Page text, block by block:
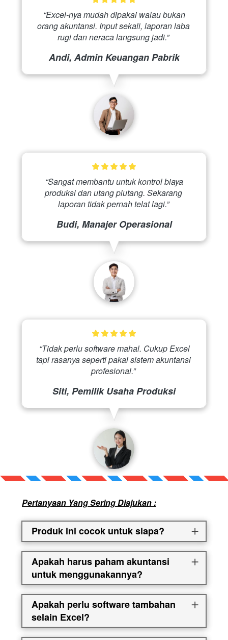
orang akuntansi. Input sekali, laporan laba
rugi dan neraca langsung jadi.”
Andi, Admin Keuangan Pabrik
produksi dan utang piutang. Sekarang
laporan tidak pernah telat lagi.”
Budi, Manajer Operasional
tapi rasanya seperti pakai sistem akuntansi
profesional.”
Siti, Pemilik Usaha Produksi
Pertanyaan Yang Sering Diajukan :
Produk ini cocok untuk siapa?
Apakah harus paham akuntansi
untuk menggunakannya?
Apakah perlu software tambahan
selain Excel?